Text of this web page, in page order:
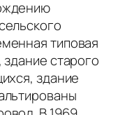
типовая
старого
здание